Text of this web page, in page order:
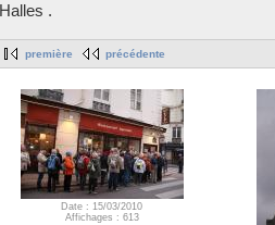
Halles .
première précédente
Date : 15/03/2010
Affichages : 613